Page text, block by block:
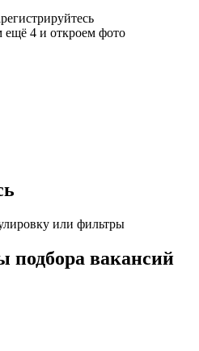
ещё 4 и откроем фото
или фильтры
вакансий